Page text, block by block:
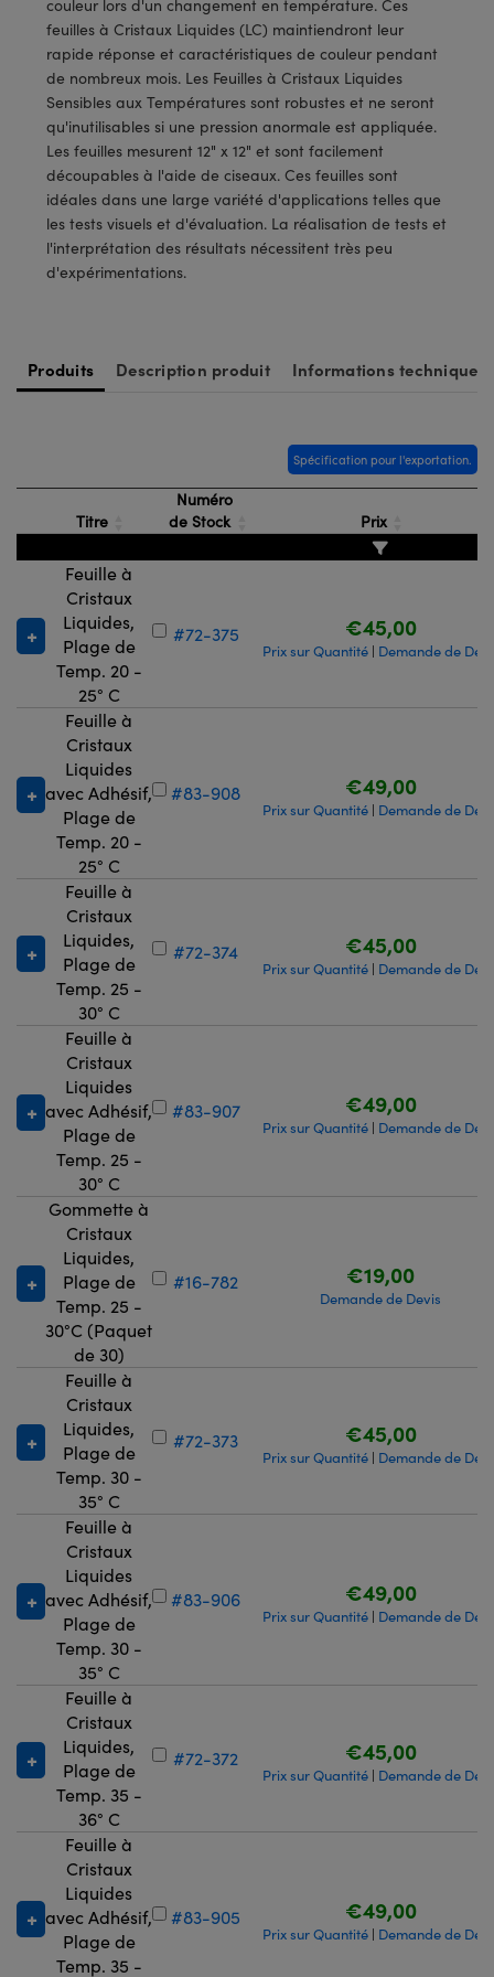
ou Coupleurs
de Poche ou à Mesure Directe
: Microscopie
pour Caméras
: Caméras
Optiques Lightpath
Labs™
Optiques de SCHOTT
couleur lors d'un changement en température. Ces
feuilles à Cristaux Liquides (LC) maintiendront leur
rapide réponse et caractéristiques de couleur pendant
de nombreux mois. Les Feuilles à Cristaux Liquides
Sensibles aux Températures sont robustes et ne seront
qu'inutilisables si une pression anormale est appliquée.
Les feuilles mesurent 12" x 12" et sont facilement
découpables à l'aide de ciseaux. Ces feuilles sont
idéales dans une large variété d'applications telles que
les tests visuels et d'évaluation. La réalisation de tests et
l'interprétation des résultats nécessitent très peu
d'expérimentations.
Produits Description produit Informations techniques
Spécification pour l'exportation.
Titre
Numéro
de Stock
Prix
Feuille à
Cristaux
Liquides,
Plage de
Temp. 20 -
25° C
#72-375 €45,00
Prix sur Quantité| Demande de
Feuille à
Cristaux
Liquides
avec Adhésif,
Plage de
Temp. 20 -
25° C
#83-908 €49,00
Prix sur Quantité| Demande de
Feuille à
Cristaux
Liquides,
Plage de
Temp. 25 -
30° C
#72-374 €45,00
Prix sur Quantité| Demande de
Feuille à
Cristaux
Liquides
avec Adhésif,
Plage de
Temp. 25 -
30° C
#83-907 €49,00
Prix sur Quantité| Demande de
Gommette à
Cristaux
Liquides,
Plage de
Temp. 25 -
30°C (Paquet
de 30)
#16-782 €19,00
Demande de Devis
Feuille à
Cristaux
Liquides,
Plage de
Temp. 30 -
35° C
#72-373 €45,00
Prix sur Quantité| Demande de
Feuille à
Cristaux
Liquides
avec Adhésif,
Plage de
Temp. 30 -
35° C
#83-906 €49,00
Prix sur Quantité| Demande de
Feuille à
Cristaux
Liquides,
Plage de
Temp. 35 -
36° C
#72-372 €45,00
Prix sur Quantité| Demande de
Feuille à
Cristaux
Liquides
avec Adhésif,
Plage de
Temp. 35 -
#83-905 €49,00
Prix sur Quantité| Demande de